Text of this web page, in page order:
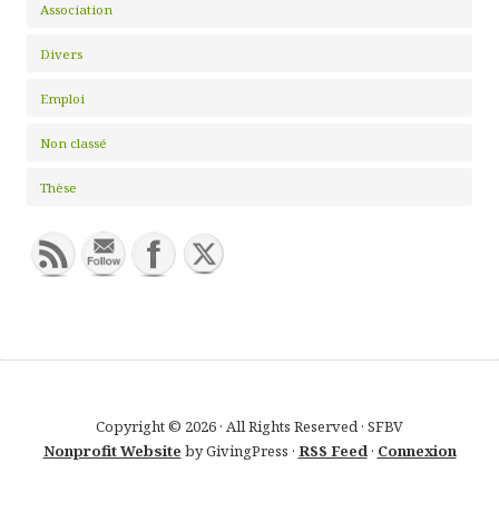
Association
Divers
Emploi
Non classé
Thèse
Copyright © 2026 · All Rights Reserved · SFBV
Nonprofit Website by GivingPress · RSS Feed· Connexion